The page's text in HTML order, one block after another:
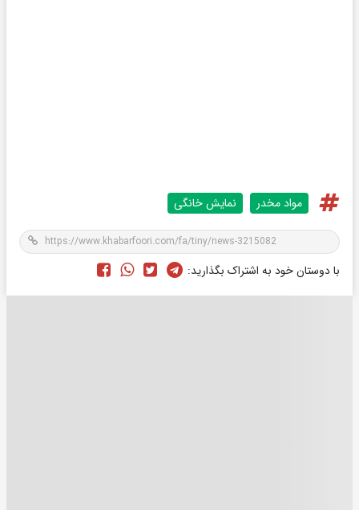
مواد مخدر نمایش خانگی
با دوستان خود به اشتراک بگذارید: